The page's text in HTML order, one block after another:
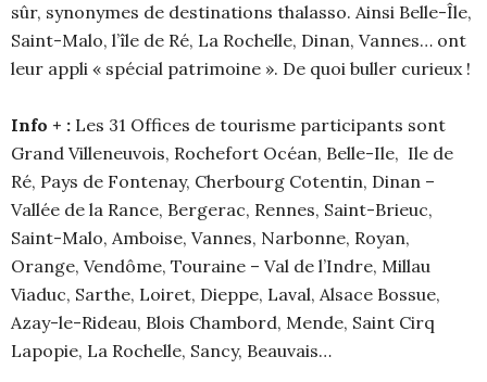
sûr, synonymes de destinations thalasso. Ainsi Belle-Île,
Saint-Malo, l’île de Ré, La Rochelle, Dinan, Vannes… ont
leur appli « spécial patrimoine ». De quoi buller curieux !
Info + : Les 31 Offices de tourisme participants sont
Grand Villeneuvois, Rochefort Océan, Belle-Ile, Ile de
Ré, Pays de Fontenay, Cherbourg Cotentin, Dinan –
Vallée de la Rance, Bergerac, Rennes, Saint-Brieuc,
Saint-Malo, Amboise, Vannes, Narbonne, Royan,
Orange, Vendôme, Touraine – Val de l’Indre, Millau
Viaduc, Sarthe, Loiret, Dieppe, Laval, Alsace Bossue,
Azay-le-Rideau, Blois Chambord, Mende, Saint Cirq
Lapopie, La Rochelle, Sancy, Beauvais…